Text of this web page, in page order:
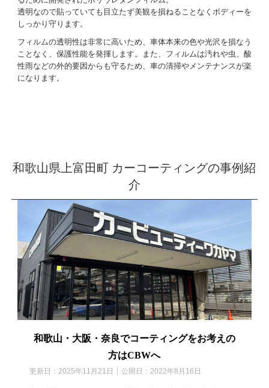
透明なので貼っていても目立たず美観を損ねることなくボディーを
しっかり守ります。
フィルムの透明性は非常に高いため、車体本来の色や光沢を損なう
ことなく、保護性能を発揮します。また、フィルムは汚れや虫、酸
性雨などの外的要因からも守るため、車の清掃やメンテナンスが楽
になります。
和歌山県上富田町 カーコーティングの事例紹
介
和歌山・大阪・奈良でコーティングをお考えの
方はCBWへ
更新日： 2025年11月21日 公開日： 2022年8月16日